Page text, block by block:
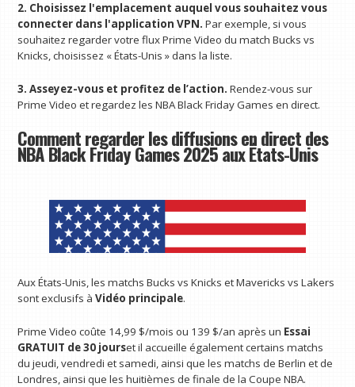
2. Choisissez l'emplacement auquel vous souhaitez vous
connecter dans l'application VPN.Par exemple, si vous
souhaitez regarder votre flux Prime Video du match Bucks vs
Knicks, choisissez « États-Unis » dans la liste.
3. Asseyez-vous et profitez de l’action.Rendez-vous sur
Prime Video et regardez les NBA Black Friday Games en direct.
Comment regarder les diffusions en direct des
NBA Black Friday Games 2025 aux États-Unis
Aux États-Unis, les matchs Bucks vs Knicks et Mavericks vs Lakers
sont exclusifs àVidéo principale.
Prime Video coûte 14,99 $/mois ou 139 $/an après un Essai
GRATUIT de 30 jourset il accueille également certains matchs
du jeudi, vendredi et samedi, ainsi que les matchs de Berlin et de
Londres, ainsi que les huitièmes de finale de la Coupe NBA.